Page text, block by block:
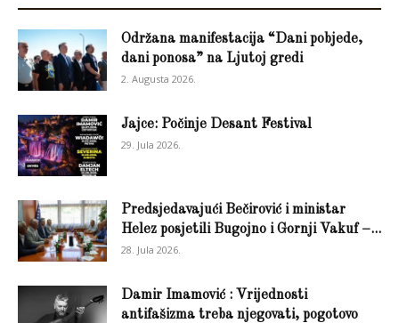
Održana manifestacija “Dani pobjede,
dani ponosa” na Ljutoj gredi
2. Augusta 2026.
Jajce: Počinje Desant Festival
29. Jula 2026.
Predsjedavajući Bečirović i ministar
Helez posjetili Bugojno i Gornji Vakuf –...
28. Jula 2026.
Damir Imamović : Vrijednosti
antifašizma treba njegovati, pogotovo